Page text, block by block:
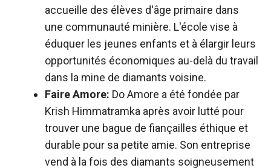
accueille des élèves d'âge primaire dans
une communauté minière. L'école vise à
éduquer les jeunes enfants et à élargir leurs
opportunités économiques au-delà du travail
dans la mine de diamants voisine.
Faire Amore: Do Amore a été fondée par
Krish Himmatramka après avoir lutté pour
trouver une bague de fiançailles éthique et
durable pour sa petite amie. Son entreprise
vend à la fois des diamants soigneusement